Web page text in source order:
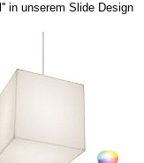
in unserem Slide Design